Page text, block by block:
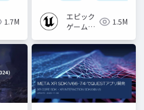
1.7M
エピック
ゲームズ
1.5M